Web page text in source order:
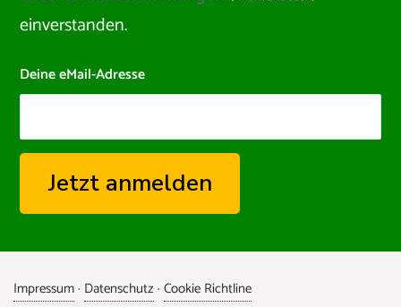
einverstanden.
Deine eMail-Adresse
Impressum· Datenschutz · Cookie Richtline